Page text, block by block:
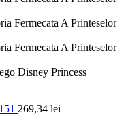
Disney Princess
269,34 lei